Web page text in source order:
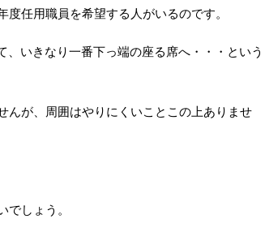
任用職員を希望する人がいるのです。
いきなり一番下っ端の座る席へ・・・という
んが、周囲はやりにくいことこの上ありませ
しょう。